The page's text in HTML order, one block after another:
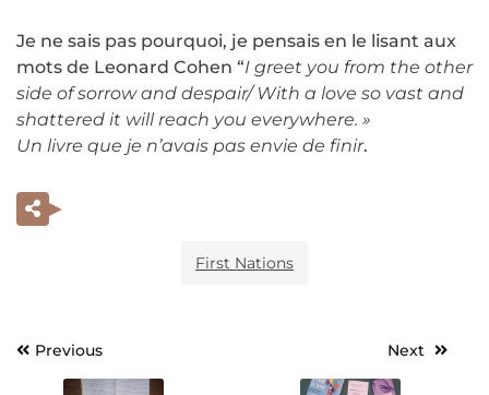
Je ne sais pas pourquoi, je pensais en le lisant aux
mots de Leonard Cohen “I greet you from the other
side of sorrow and despair/ With a love so vast and
shattered it will reach you everywhere. »
Un livre que je n’avais pas envie de finir.
First Nations
Navigation
Previous Next